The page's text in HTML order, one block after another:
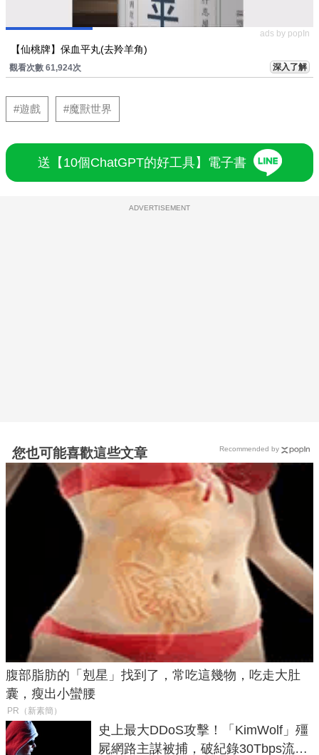
ads by popIn
【仙桃牌】保血平丸(去羚羊角)
觀看次數 61,924次 深入了解
#遊戲 #魔獸世界
送【10個ChatGPT的好工具】電子書
ADVERTISEMENT
您也可能喜歡這些文章
腹部脂肪的「剋星」找到了，常吃這幾物，吃走大肚
囊，瘦出小蠻腰
PR（新素簡）
史上最大DDoS攻擊！「KimWolf」殭
屍網路主謀被捕，破紀錄30Tbps流量
Recommended by